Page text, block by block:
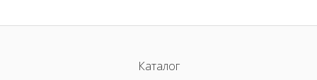
Каталог